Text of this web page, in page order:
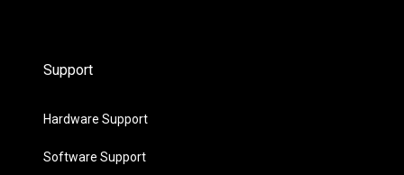
Support
Hardware Support
Software Support